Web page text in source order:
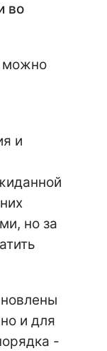
во
можно
и
но за
и для
-